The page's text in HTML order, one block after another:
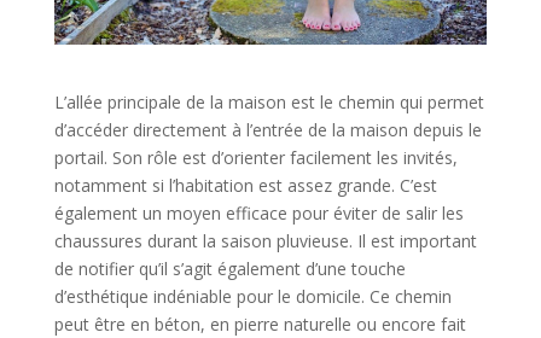
L’allée principale de la maison est le chemin qui permet
d’accéder directement à l’entrée de la maison depuis le
portail. Son rôle est d’orienter facilement les invités,
notamment si l’habitation est assez grande. C’est
également un moyen efficace pour éviter de salir les
chaussures durant la saison pluvieuse. Il est important
de notifier qu’il s’agit également d’une touche
d’esthétique indéniable pour le domicile. Ce chemin
peut être en béton, en pierre naturelle ou encore fait